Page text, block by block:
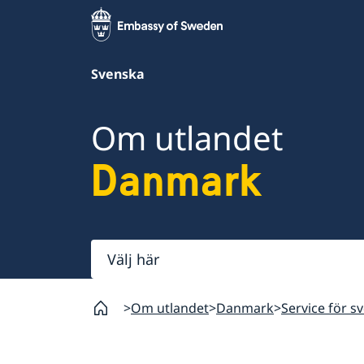
Svenska
Om utlandet
Danmark
Välj
här
Om utlandet Danmark Service för